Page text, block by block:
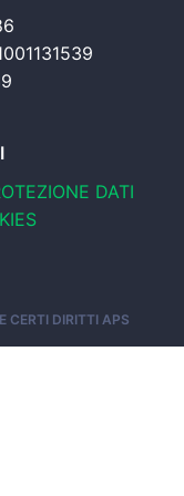
DATI
CERTI DIRITTI APS